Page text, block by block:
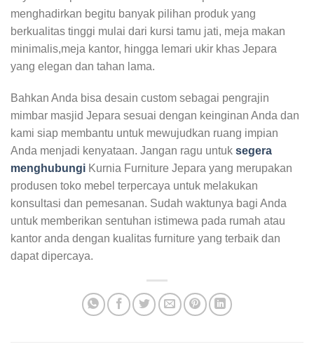
menghadirkan begitu banyak pilihan produk yang
berkualitas tinggi mulai dari kursi tamu jati, meja makan
minimalis,meja kantor, hingga lemari ukir khas Jepara
yang elegan dan tahan lama.
Bahkan Anda bisa desain custom sebagai pengrajin
mimbar masjid Jepara sesuai dengan keinginan Anda dan
kami siap membantu untuk mewujudkan ruang impian
Anda menjadi kenyataan. Jangan ragu untuk segera
menghubungi Kurnia Furniture Jepara yang merupakan
produsen toko mebel terpercaya untuk melakukan
konsultasi dan pemesanan. Sudah waktunya bagi Anda
untuk memberikan sentuhan istimewa pada rumah atau
kantor anda dengan kualitas furniture yang terbaik dan
dapat dipercaya.